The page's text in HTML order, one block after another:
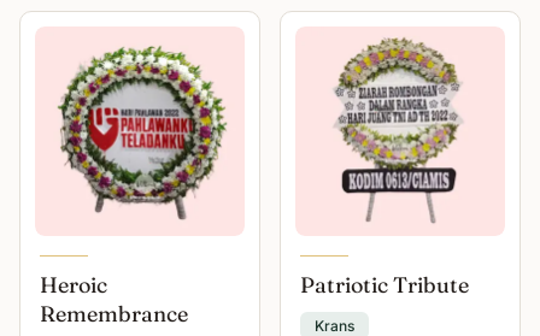
Heroic
Remembrance
Patriotic Tribute
Krans